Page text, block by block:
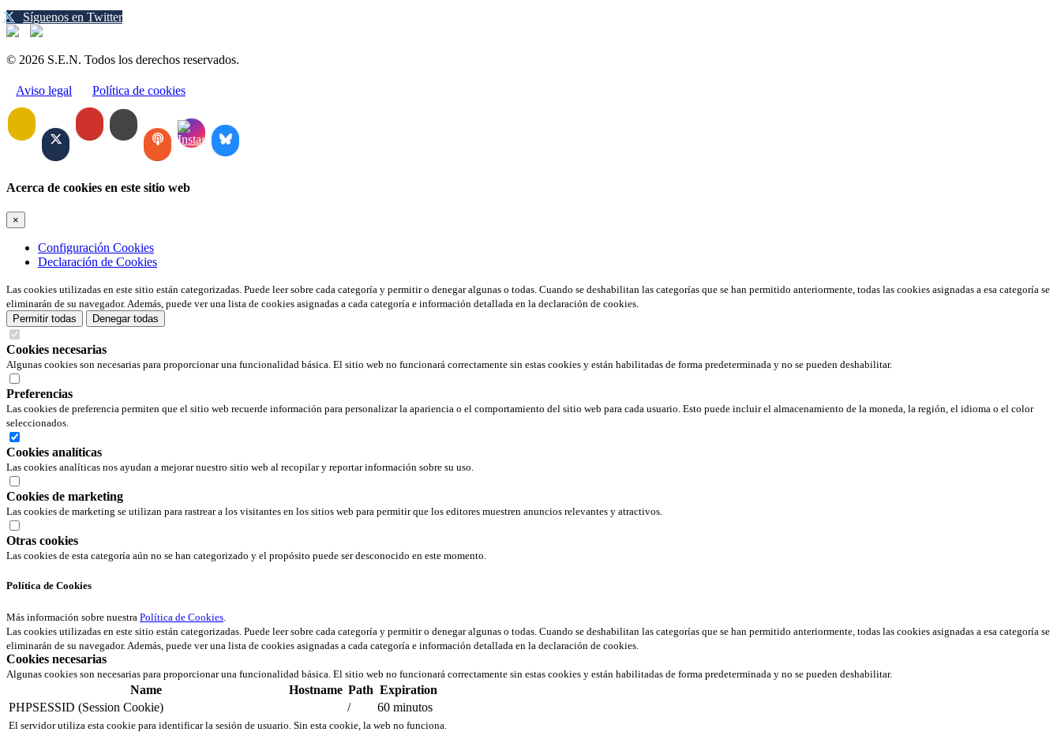
Síguenos en Twitter
© 2026 S.E.N. Todos los derechos reservados.
Aviso legal Política de cookies
Acerca de cookies en este sitio web
×
Configuración Cookies
Declaración de Cookies
Las cookies utilizadas en este sitio están categorizadas. Puede leer sobre cada categoría y permitir o denegar algunas o todas. Cuando se deshabilitan las categorías que se han permitido anteriormente, todas las cookies asignadas a esa categoría se
eliminarán de su navegador. Además, puede ver una lista de cookies asignadas a cada categoría e información detallada en la declaración de cookies.
Permitir todas
Denegar todas
Cookies necesarias
Algunas cookies son necesarias para proporcionar una funcionalidad básica. El sitio web no funcionará correctamente sin estas cookies y están habilitadas de forma predeterminada y no se pueden deshabilitar.
Preferencias
Las cookies de preferencia permiten que el sitio web recuerde información para personalizar la apariencia o el comportamiento del sitio web para cada usuario. Esto puede incluir el almacenamiento de la moneda, la región, el idioma o el color
seleccionados.
Cookies analíticas
Las cookies analíticas nos ayudan a mejorar nuestro sitio web al recopilar y reportar información sobre su uso.
Cookies de marketing
Las cookies de marketing se utilizan para rastrear a los visitantes en los sitios web para permitir que los editores muestren anuncios relevantes y atractivos.
Otras cookies
Las cookies de esta categoría aún no se han categorizado y el propósito puede ser desconocido en este momento.
Política de Cookies
Más información sobre nuestra Política de Cookies.
Las cookies utilizadas en este sitio están categorizadas. Puede leer sobre cada categoría y permitir o denegar algunas o todas. Cuando se deshabilitan las categorías que se han permitido anteriormente, todas las cookies asignadas a esa categoría se
eliminarán de su navegador. Además, puede ver una lista de cookies asignadas a cada categoría e información detallada en la declaración de cookies.
Cookies necesarias
Algunas cookies son necesarias para proporcionar una funcionalidad básica. El sitio web no funcionará correctamente sin estas cookies y están habilitadas de forma predeterminada y no se pueden deshabilitar.
Name Hostname Path Expiration
PHPSESSID (Session Cookie)
/ 60 minutos
El servidor utiliza esta cookie para identificar la sesión de usuario. Sin esta cookie, la web no funciona.